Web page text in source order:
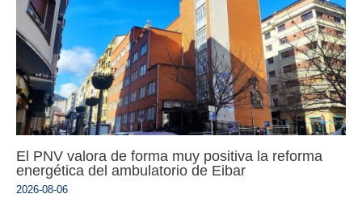
El PNV valora de forma muy positiva la reforma
energética del ambulatorio de Eibar
2026-08-06